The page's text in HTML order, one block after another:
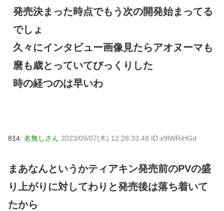
発売決まった時点でもう次の開発始まってる
でしょ
久々にインタビュー画像見たらアオヌーマも
麿も歳とっていてびっくりした
時の経つのは早いわ
814: 名無しさん 2023/09/07(木) 12:28:33.48 ID:x9lWRiHGd
まあなんというかティアキン発売前のPVの盛
り上がりに対してわりと発売後は落ち着いて
たから